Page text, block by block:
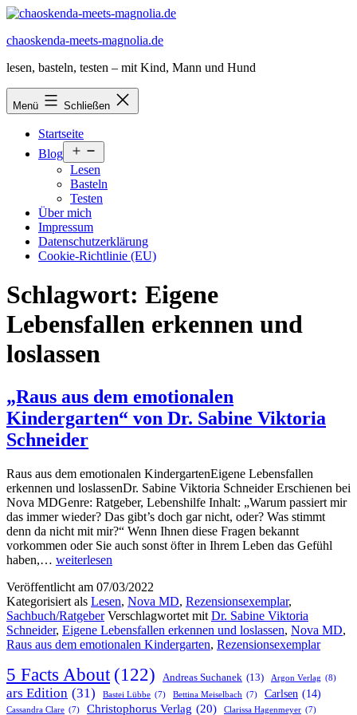
Zum
springen
chaoskenda-meets-magnolia.de
lesen, basteln, testen – mit Kind, Mann und Hund
Menü Schließen
Startseite
Blog
öffnen
Lesen
Basteln
Testen
Über mich
Impressum
Datenschutzerklärung
Cookie-Richtlinie (EU)
Schlagwort: Eigene
Lebensfallen erkennen und
loslassen
„Raus aus dem emotionalen
Kindergarten“ von Dr. Sabine Viktoria
Schneider
Raus aus dem emotionalen KindergartenEigene Lebensfallen
erkennen und loslassenDr. Sabine Viktoria Schneider Erschienen bei
Nova MDGenre: Ratgeber, Lebenshilfe Inhalt: „Warum passiert mir
das immer wieder? Das gibt’s doch gar nicht, oder? Was stimmt
denn da nicht mit mir?“ Wenn Ihnen diese Fragen bekannt
vorkommen oder Sie auch sonst öfter in Ihrem Leben das Gefühl
haben,… „Raus
dem
emotionalen
Kindergarten“
von
Dr.
Viktoria
Schneider
weiterlesen
Veröffentlicht am 07/03/2022
Kategorisiert als Lesen, Nova MD, Rezensionsexemplar,
Sachbuch/Ratgeber Verschlagwortet mit Dr. Sabine Viktoria
Schneider, Eigene Lebensfallen erkennen und loslassen, Nova MD,
Raus aus dem emotionalen Kindergarten, Rezensionsexemplar
5 Facts About (122) Andreas Suchanek (13) Argon Verlag (8)
ars Edition (31) Bastei Lübbe (7) Bettina Meiselbach (7) Carlsen (14)
Cassandra Clare (7) Christophorus Verlag (20) Clarissa Hagenmeyer (7)